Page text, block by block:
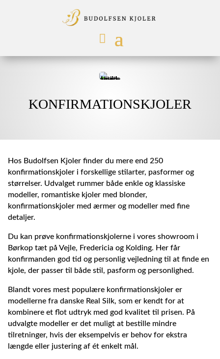
KONFIRMATIONSKJOLER
Hos Budolfsen Kjoler finder du mere end 250
konfirmationskjoler i forskellige stilarter, pasformer og
størrelser. Udvalget rummer både enkle og klassiske
modeller, romantiske kjoler med blonder,
konfirmationskjoler med ærmer og modeller med fine
detaljer.
Du kan prøve konfirmationskjolerne i vores showroom i
Børkop tæt på Vejle, Fredericia og Kolding. Her får
konfirmanden god tid og personlig vejledning til at finde en
kjole, der passer til både stil, pasform og personlighed.
Blandt vores mest populære konfirmationskjoler er
modellerne fra danske Real Silk, som er kendt for at
kombinere et flot udtryk med god kvalitet til prisen. På
udvalgte modeller er det muligt at bestille mindre
tilretninger, hvis der eksempelvis er behov for ekstra
længde eller justering af ét enkelt mål.